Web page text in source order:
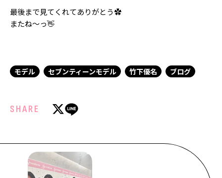
最後まで見てくれてありがとう✿︎
またね〜っ👋
モデル セブンティーンモデル 竹下優名 ブログ
SHARE